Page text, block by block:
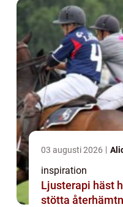
03 augusti 2026
inspiration
Ljusterapi häst hur infrarött ljus kan
stötta